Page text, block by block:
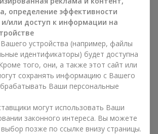
недели - это модно, стильно и
раз - уникальная сезонная
настроением.
время действия
только 7 дней. Оно полностью
вы не найдете нигде. Это как
которую хотят все, но могут
В случае с букетом недели цена
определение эффективности
и/или доступ к информации на
устройства (например, файлы
идентификаторы) будет доступна
того, они, а также этот сайт или
сохранять информацию с Вашего
Ваши персональные
могут использовать Ваши
законного интереса. Вы можете
позже по ссылке внизу страницы.